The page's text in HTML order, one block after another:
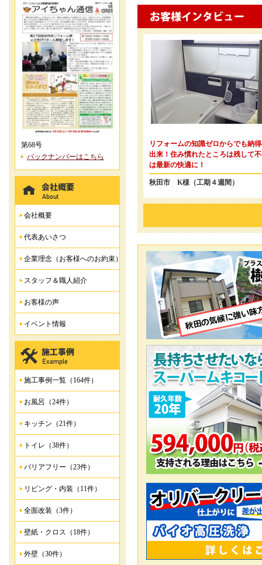
リフォームの知識ゼロからでも納
出来！住み慣れたところは残して
は最新の快適に！
秋田市 K様（工期４週間）
第68号
バックナンバーはこちら
会社概要
代表あいさつ
企業理念（お客様へのお約束）
スタッフ＆職人紹介
お客様の声
イベント情報
施工事例一覧（164件）
お風呂（24件）
キッチン（21件）
トイレ（38件）
バリアフリー（23件）
リビング・内装（11件）
全面改装（3件）
壁紙・クロス（18件）
外壁（30件）